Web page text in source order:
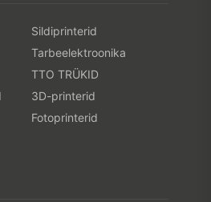
Sildiprinterid
Tarbeelektroonika
TTO TRÜKID
3D-printerid
Fotoprinterid